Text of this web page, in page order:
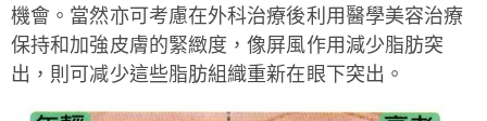
機會。當然亦可考慮在外科治療後利用醫學美容治療
保持和加強皮膚的緊緻度，像屏風作用減少脂肪突
出，則可减少這些脂肪組織重新在眼下突出。